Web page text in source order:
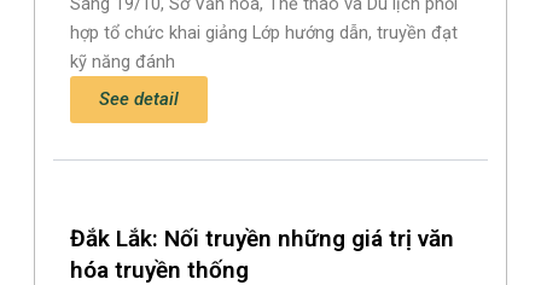
hợp tổ chức khai giảng Lớp hướng dẫn, truyền đạt
kỹ năng đánh
See detail
Đắk Lắk: Nối truyền những giá trị văn
hóa truyền thống